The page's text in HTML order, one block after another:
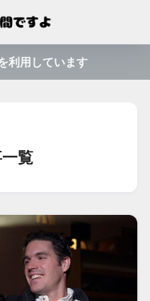
利用しています
覧